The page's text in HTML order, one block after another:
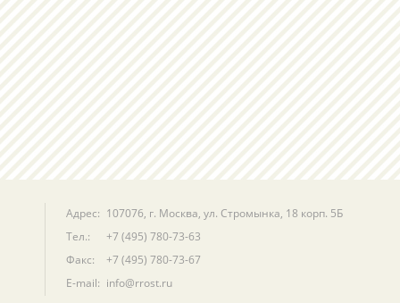
Адрес: 107076, г. Москва, ул. Стромынка, 18 корп. 5Б
Тел.:
+7 (495) 780-73-63
Факс:
+7 (495) 780-73-67
E-mail: info@rrost.ru